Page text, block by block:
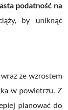
podatność na
by uniknąć
ze wzrostem
w powietrzu. Z
planować do